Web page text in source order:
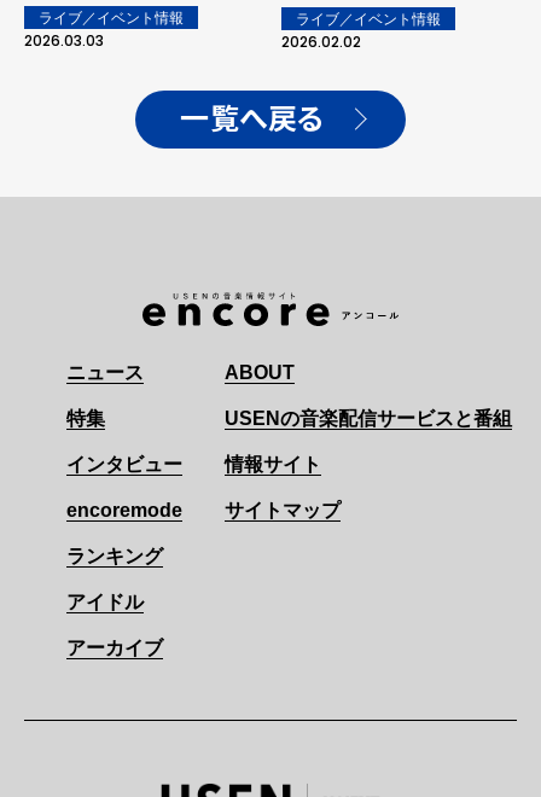
ライブ／イベント情報
2026.03.03
ライブ／イベント情報
2026.02.02
一覧へ戻る
ニュース
特集
インタビュー
encoremode
ランキング
アイドル
アーカイブ
ABOUT
USENの音楽配信サービスと番組
情報サイト
サイトマップ